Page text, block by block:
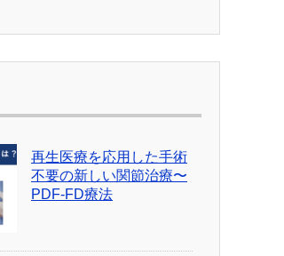
再生医療を応用した手術
不要の新しい関節治療〜
PDF-FD療法